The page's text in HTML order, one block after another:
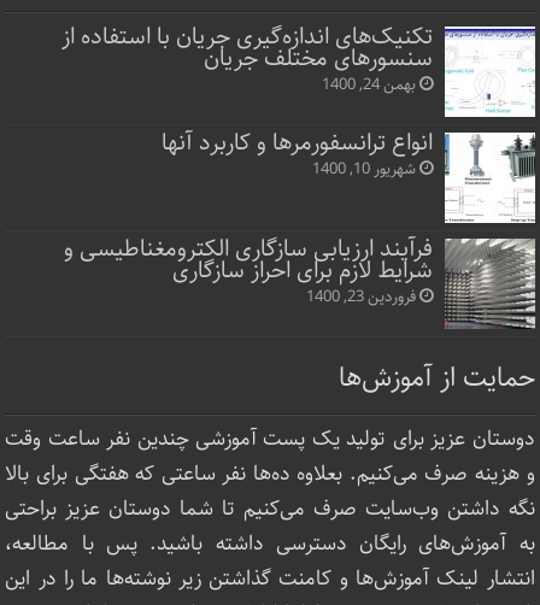
تکنیک‌های اندازه‌گیری جریان با استفاده از
سنسورهای مختلف جریان
بهمن 24, 1400
انواع ترانسفورمرها و کاربرد آنها
شهریور 10, 1400
فرآیند ارزیابی سازگاری الکترومغناطیسی و
شرایط لازم برای احراز سازگاری
فروردین 23, 1400
حمایت از آموزش‌ها
دوستان عزیز برای تولید یک پست آموزشی چندین نفر ساعت‌ وقت
و هزینه صرف می‌کنیم. بعلاوه ده‌ها نفر ساعتی که هفتگی برای بالا
نگه داشتن وب‌سایت صرف ‌می‌کنیم تا شما دوستان عزیز براحتی
به آموزش‌های رایگان دسترسی داشته باشید. پس با مطالعه،
انتشار لینک‌ آموزش‌ها و کامنت گذاشتن زیر نوشته‌‌ها ما را در این